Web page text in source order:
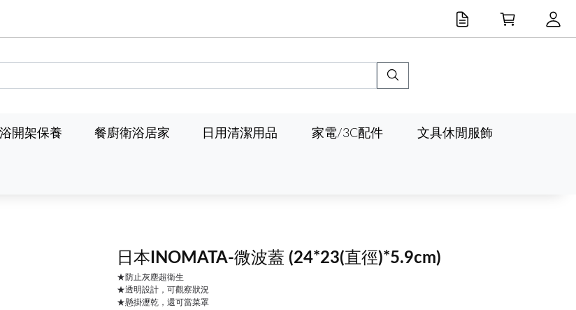
開架保養 餐廚衛浴居家 日用清潔用品 家電/3C配件 文具休閒服飾
日本INOMATA-微波蓋 (24*23(直徑)*5.9cm)
★防止灰塵超衛生
★透明設計，可觀察狀況
★懸掛瀝乾，還可當菜罩